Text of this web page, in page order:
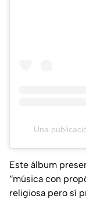
Una
Este álbum
“música con
religiosa pero sí